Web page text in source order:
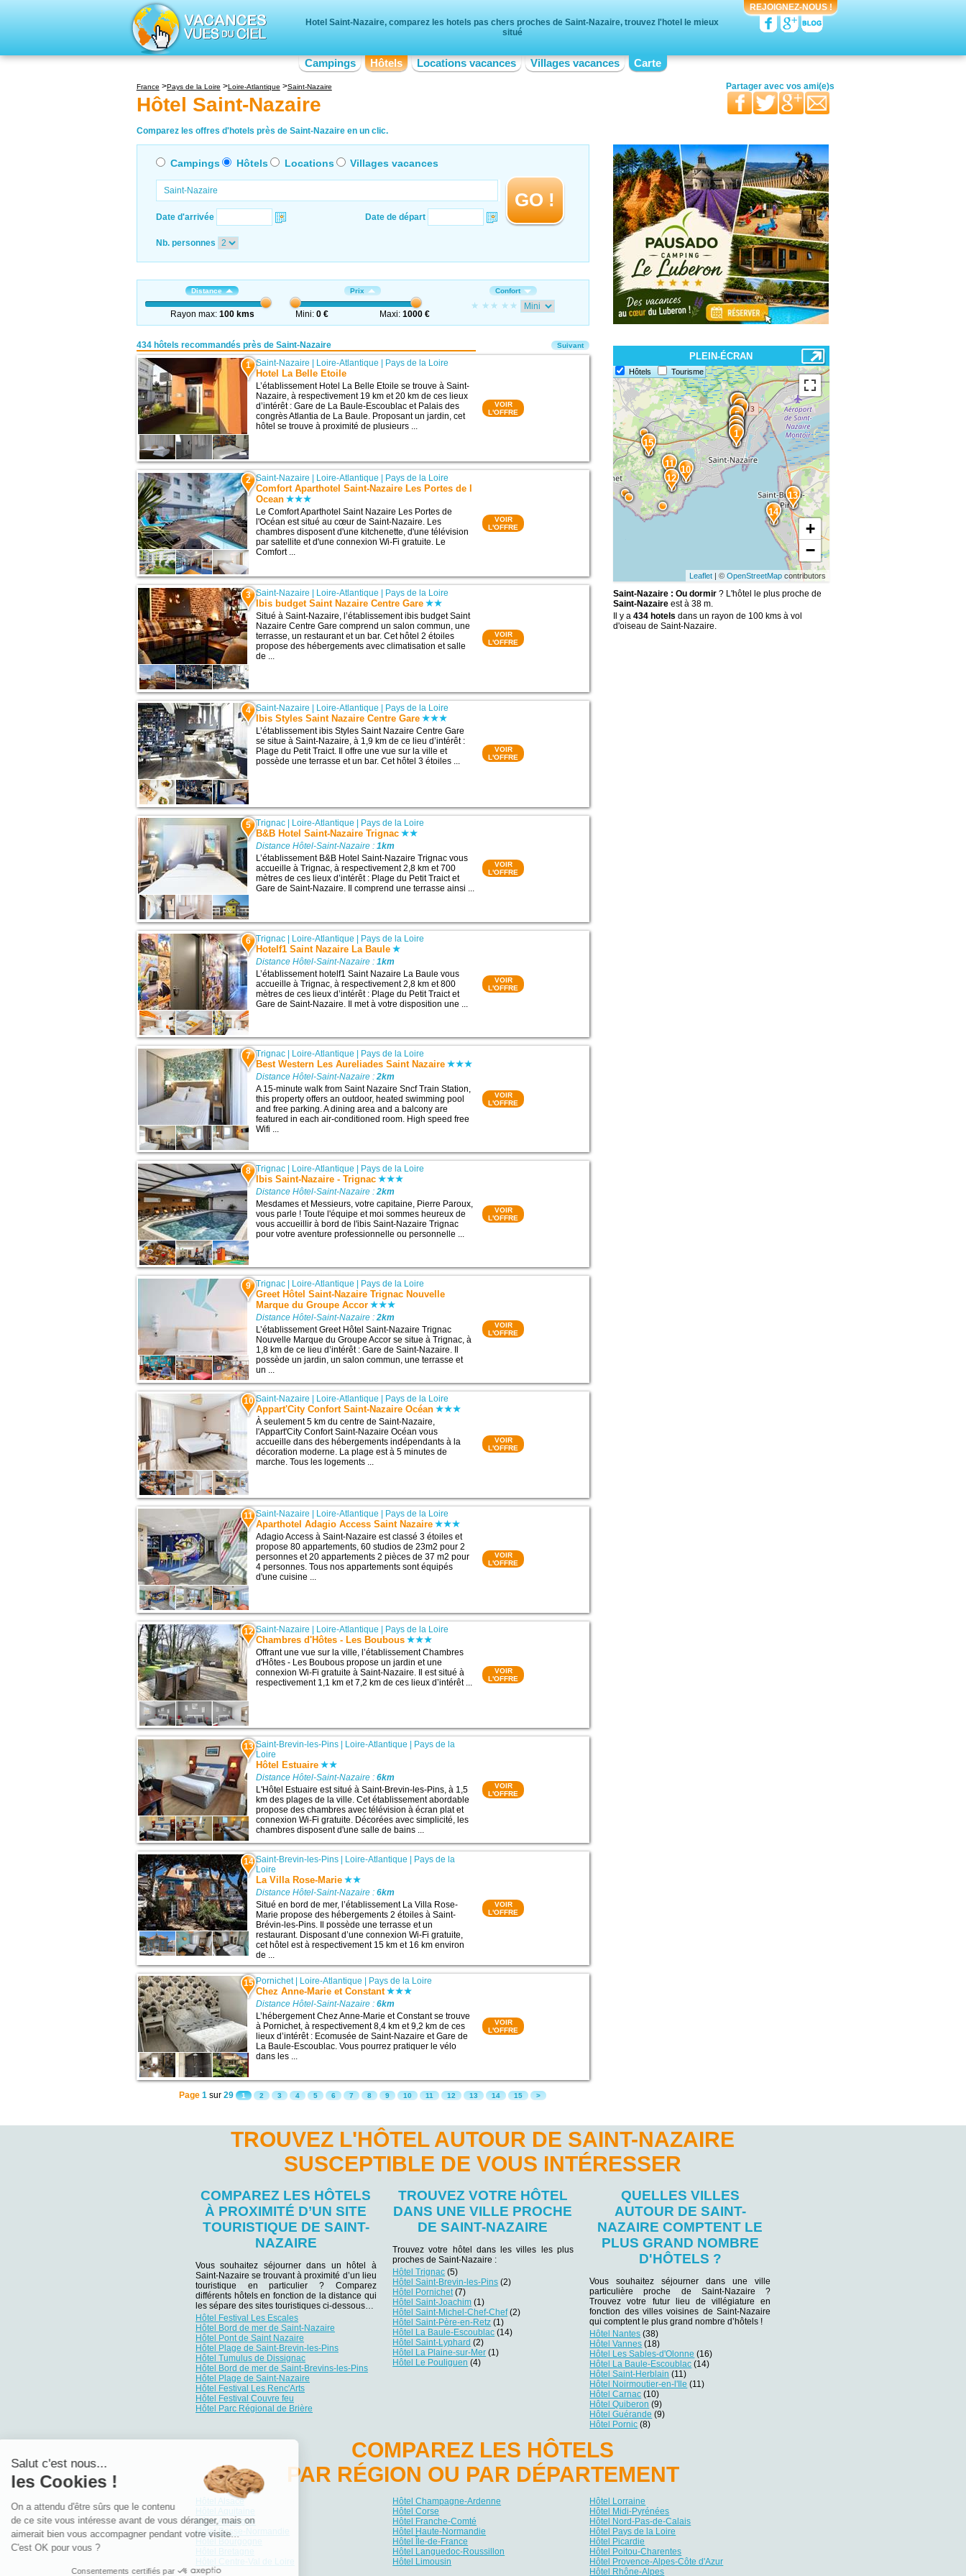
Hotel Saint-Nazaire, comparez les hotels pas chers proches de Saint-Nazaire, trouvez l'hotel le mieux
situé
REJOIGNEZ-NOUS !
Campings Hôtels Locations vacances Villages vacances Carte
France Pays de la Loire Loire-Atlantique Saint-Nazaire
Hôtel Saint-Nazaire
Partager avec
vos ami(e)s
votre famille
Comparez les offres d'hotels près de Saint-Nazaire en un clic.
Campings Hôtels Locations Villages vacances
Date d'arrivée Date de départ
GO !
Nb. personnes
Distance
Rayon max: 100 kms
Prix
Mini:0 € Maxi: 1000 €
Confort
434 hôtels recommandés près de Saint-Nazaire
1 Saint-Nazaire | Loire-Atlantique | Pays de la Loire
Hotel La Belle Etoile
L’établissement Hotel La Belle Etoile se trouve à Saint-
Nazaire, à respectivement 19 km et 20 km de ces lieux
d’intérêt : Gare de La Baule-Escoublac et Palais des
congrès Atlantia de La Baule. Proposant un jardin, cet
hôtel se trouve à proximité de plusieurs ...
VOIR
L'OFFRE
2 Saint-Nazaire | Loire-Atlantique | Pays de la Loire
Comfort Aparthotel Saint-Nazaire Les Portes de l
Ocean
Le Comfort Aparthotel Saint Nazaire Les Portes de
l'Océan est situé au cœur de Saint-Nazaire. Les
chambres disposent d'une kitchenette, d'une télévision
par satellite et d'une connexion Wi-Fi gratuite. Le
Comfort ...
VOIR
L'OFFRE
3 Saint-Nazaire Loire-Atlantique Pays de la Loire
Ibis budget Saint Nazaire Centre Gare
Situé à Saint-Nazaire, l’établissement ibis budget Saint
Nazaire Centre Gare comprend un salon commun, une
terrasse, un restaurant et un bar. Cet hôtel 2 étoiles
propose des hébergements avec climatisation et salle
de ...
VOIR
L'OFFRE
4 Saint-Nazaire Loire-Atlantique Pays de la Loire
Ibis Styles Saint Nazaire Centre Gare
L’établissement ibis Styles Saint Nazaire Centre Gare
se situe à Saint-Nazaire, à 1,9 km de ce lieu d’intérêt :
Plage du Petit Traict. Il offre une vue sur la ville et
possède une terrasse et un bar. Cet hôtel 3 étoiles ...
VOIR
L'OFFRE
5 Trignac Loire-Atlantique Pays de la Loire
B&B Hotel Saint-Nazaire Trignac
Distance Hôtel-Saint-Nazaire :1km
L’établissement B&B Hotel Saint-Nazaire Trignac vous
accueille à Trignac, à respectivement 2,8 km et 700
mètres de ces lieux d’intérêt : Plage du Petit Traict et
Gare de Saint-Nazaire. Il comprend une terrasse ainsi ...
VOIR
L'OFFRE
6 Trignac | Loire-Atlantique | Pays de la Loire
Hotelf1 Saint Nazaire La Baule
Distance Hôtel-Saint-Nazaire :1km
L’établissement hotelf1 Saint Nazaire La Baule vous
accueille à Trignac, à respectivement 2,8 km et 800
mètres de ces lieux d’intérêt : Plage du Petit Traict et
Gare de Saint-Nazaire. Il met à votre disposition une ...
VOIR
L'OFFRE
7 Trignac | Loire-Atlantique | Pays de la Loire
Best Western Les Aureliades Saint Nazaire
Distance Hôtel-Saint-Nazaire :2km
A 15-minute walk from Saint Nazaire Sncf Train Station,
this property offers an outdoor, heated swimming pool
and free parking. A dining area and a balcony are
featured in each air-conditioned room. High speed free
Wifi ...
VOIR
L'OFFRE
8 Trignac | Loire-Atlantique | Pays de la Loire
Ibis Saint-Nazaire - Trignac
Distance Hôtel-Saint-Nazaire :2km
Mesdames et Messieurs, votre capitaine, Pierre Paroux,
vous parle ! Toute l'équipe et moi sommes heureux de
vous accueillir à bord de l'ibis Saint-Nazaire Trignac
pour votre aventure professionnelle ou personnelle ...
VOIR
L'OFFRE
9 Trignac Loire-Atlantique Pays de la Loire
Greet Hôtel Saint-Nazaire Trignac Nouvelle
Marque du Groupe Accor
Distance Hôtel-Saint-Nazaire :2km
L’établissement Greet Hôtel Saint-Nazaire Trignac
Nouvelle Marque du Groupe Accor se situe à Trignac, à
1,8 km de ce lieu d’intérêt : Gare de Saint-Nazaire. Il
possède un jardin, un salon commun, une terrasse et
un ...
VOIR
L'OFFRE
10 Saint-Nazaire Loire-Atlantique Pays de la Loire
Appart'City Confort Saint-Nazaire Océan
À seulement 5 km du centre de Saint-Nazaire,
l'Appart'City Confort Saint-Nazaire Océan vous
accueille dans des hébergements indépendants à la
décoration moderne. La plage est à 5 minutes de
marche. Tous les logements ...
VOIR
L'OFFRE
11 Saint-Nazaire Loire-Atlantique Pays de la Loire
Aparthotel Adagio Access Saint Nazaire
Adagio Access à Saint-Nazaire est classé 3 étoiles et
propose 80 appartements, 60 studios de 23m2 pour 2
personnes et 20 appartements 2 pièces de 37 m2 pour
4 personnes. Tous nos appartements sont équipés
d'une cuisine ...
VOIR
L'OFFRE
12 Saint-Nazaire | Loire-Atlantique | Pays de la Loire
Chambres d'Hôtes - Les Boubous
Offrant une vue sur la ville, l’établissement Chambres
d'Hôtes - Les Boubous propose un jardin et une
connexion Wi-Fi gratuite à Saint-Nazaire. Il est situé à
respectivement 1,1 km et 7,2 km de ces lieux d’intérêt ...
VOIR
L'OFFRE
13 Saint-Brevin-les-Pins | Loire-Atlantique | Pays de la
Loire
Hôtel Estuaire
Distance Hôtel-Saint-Nazaire :6km
L'Hôtel Estuaire est situé à Saint-Brevin-les-Pins, à 1,5
km des plages de la ville. Cet établissement abordable
propose des chambres avec télévision à écran plat et
connexion Wi-Fi gratuite. Décorées avec simplicité, les
chambres disposent d'une salle de bains ...
VOIR
L'OFFRE
14 Saint-Brevin-les-Pins Loire-Atlantique
Pays de la
Loire
La Villa Rose-Marie
Distance Hôtel-Saint-Nazaire :6km
Situé en bord de mer, l’établissement La Villa Rose-
Marie propose des hébergements 2 étoiles à Saint-
Brévin-les-Pins. Il possède une terrasse et un
restaurant. Disposant d’une connexion Wi-Fi gratuite,
cet hôtel est à respectivement 15 km et 16 km environ
de ...
VOIR
L'OFFRE
15 Pornichet| Loire-Atlantique Pays de la Loire
Chez Anne-Marie et Constant
Distance Hôtel-Saint-Nazaire :6km
L’hébergement Chez Anne-Marie et Constant se trouve
à Pornichet, à respectivement 8,4 km et 9,2 km de ces
lieux d’intérêt : Ecomusée de Saint-Nazaire et Gare de
La Baule-Escoublac. Vous pourrez pratiquer le vélo
dans les ...
VOIR
L'OFFRE
Suivant
Page 1 sur29 1 2 3 4 5 6 7 8 9 10 11 12 13 14 15 >
PLEIN-ÉCRAN
Hôtels Tourisme
15
14
13
12
11
10
9
8
7
6
5
4
3
2
1
+
−
Leaflet | ©OpenStreetMap contributors
Saint-Nazaire : Ou dormir? L'hôtel le plus proche de
Saint-Nazaireest à 38 m.
Il y a 434 hotels dans un rayon de 100 kms à vol
d'oiseau de Saint-Nazaire.
TROUVEZ L'HÔTEL AUTOUR DE SAINT-NAZAIRE
SUSCEPTIBLE DE VOUS INTÉRESSER
COMPAREZ LES HÔTELS
À PROXIMITÉ D’UN SITE
TOURISTIQUE DE SAINT-
NAZAIRE
Vous souhaitez séjourner dans un hôtel à
Saint-Nazaire se trouvant à proximité d’un lieu
touristique en particulier ? Comparez
différents hôtels en fonction de la distance qui
les sépare des sites touristiques ci-dessous…
Hôtel Festival Les Escales
Hôtel Bord de mer de Saint-Nazaire
Hôtel Pont de Saint Nazaire
Hôtel Plage de Saint-Brevin-les-Pins
Hôtel Tumulus de Dissignac
Hôtel Bord de mer de Saint-Brevins-les-Pins
Hôtel Plage de Saint-Nazaire
Hôtel Festival Les Renc'Arts
Hôtel Festival Couvre feu
Hôtel Parc Régional de Brière
TROUVEZ VOTRE HÔTEL
DANS UNE VILLE PROCHE
DE SAINT-NAZAIRE
Trouvez votre hôtel dans les villes les plus
proches de Saint-Nazaire :
Hôtel Trignac (5)
Hôtel Saint-Brevin-les-Pins (2)
Hôtel Pornichet (7)
Hôtel Saint-Joachim (1)
Hôtel Saint-Michel-Chef-Chef(2)
Hôtel Saint-Père-en-Retz (1)
Hôtel La Baule-Escoublac (14)
Hôtel Saint-Lyphard (2)
Hôtel La Plaine-sur-Mer (1)
Hôtel Le Pouliguen (4)
QUELLES VILLES
AUTOUR DE SAINT-
NAZAIRE COMPTENT LE
PLUS GRAND NOMBRE
D'HÔTELS ?
Vous souhaitez séjourner dans une ville
particulière proche de Saint-Nazaire ?
Trouvez votre futur lieu de villégiature en
fonction des villes voisines de Saint-Nazaire
qui comptent le plus grand nombre d’hôtels !
Hôtel Nantes (38)
Hôtel Vannes (18)
Hôtel Les Sables-d'Olonne (16)
Hôtel La Baule-Escoublac (14)
Hôtel Saint-Herblain (11)
Hôtel Noirmoutier-en-l'Ile (11)
Hôtel Carnac (10)
Hôtel Quiberon (9)
Hôtel Guérande (9)
Hôtel Pornic (8)
COMPAREZ LES HÔTELS
PAR RÉGION OU PAR DÉPARTEMENT
Hôtel Alsace
Hôtel Aquitaine
Hôtel Auvergne
Hôtel Basse-Normandie
Hôtel Bourgogne
Hôtel Bretagne
Hôtel Centre-Val de Loire
Hôtel Champagne-Ardenne
Hôtel Corse
Hôtel Franche-Comté
Hôtel Haute-Normandie
Hôtel Île-de-France
Hôtel Languedoc-Roussillon
Hôtel Limousin
Hôtel Lorraine
Hôtel Midi-Pyrénées
Hôtel Nord-Pas-de-Calais
Hôtel Pays de la Loire
Hôtel Picardie
Hôtel Poitou-Charentes
Hôtel Provence-Alpes-Côte d'Azur
Hôtel Rhône-Alpes
Salut c'est nous...
les Cookies !
On a attendu d'être sûrs que le contenu
de ce site vous intéresse avant de vous déranger, mais on
aimerait bien vous accompagner pendant votre visite...
C'est OK pour vous ?
Consentements certifiés par